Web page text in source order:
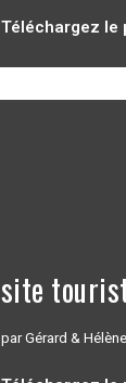
Téléchargez le
site
parGérard & Hélène